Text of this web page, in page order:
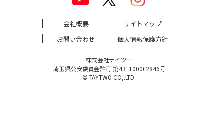
会社概要
サイトマップ
お問い合わせ
個人情報保護方針
株式会社テイツー
埼玉県公安委員会許可 第431100002846号
© TAYTWO CO,.LTD.